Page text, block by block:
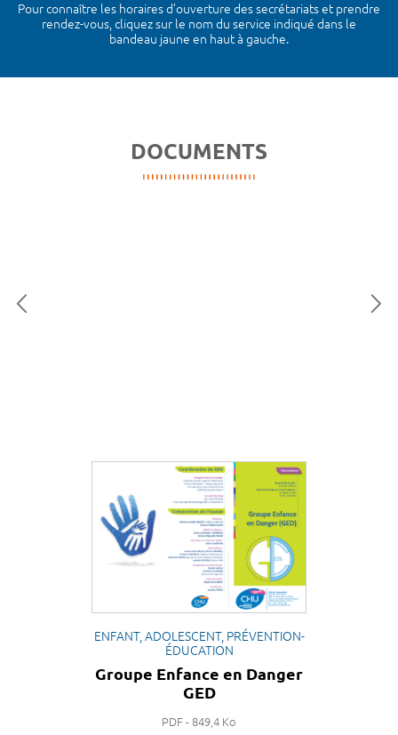
Pour connaître les horaires d’ouverture des secrétariats et prendre
rendez-vous, cliquez sur le nom du service indiqué dans le
bandeau jaune en haut à gauche.
DOCUMENTS
ENFANT, ADOLESCENT, PRÉVENTION-
ÉDUCATION
Groupe Enfance en Danger
GED
PDF - 849,4 Ko